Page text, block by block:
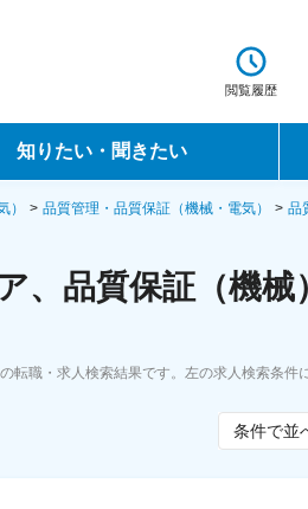
閲覧履歴
知りたい・聞きたい
ハウ
見る転職
） 品質管理・品質保証（機械・電気） 品
、品質保証（機械
職・求人検索結果です。左の求人検索条件
条件で並